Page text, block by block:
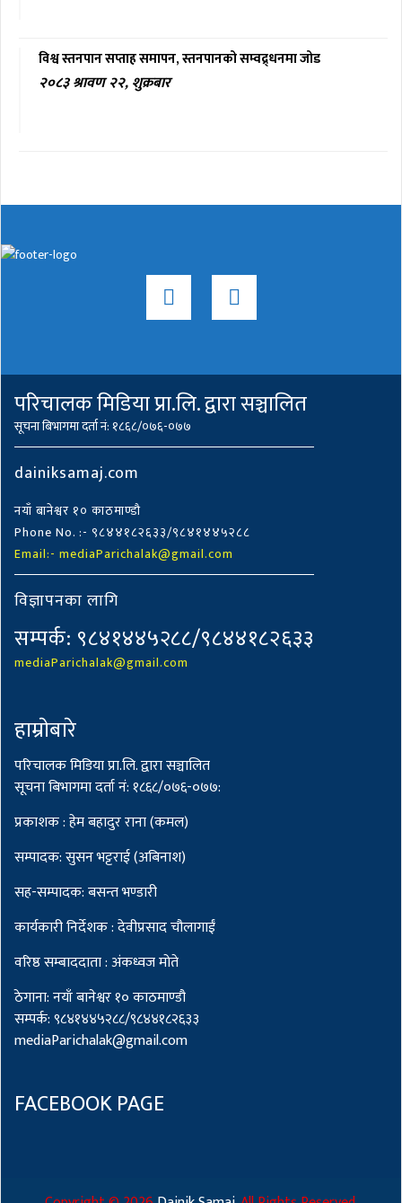
विश्व स्तनपान सप्ताह समापन, स्तनपानको सम्वद्र्धनमा जोड
२०८३ श्रावण २२, शुक्रबार
परिचालक मिडिया प्रा.लि. द्वारा सञ्चालित
सूचना बिभागमा दर्ता नं: १८६८/०७६-०७७
dainiksamaj.com
नयाँ बानेश्वर १० काठमाण्डौ
Phone No. :- ९८४४१८२६३३/९८४१४४५२८८
Email:- mediaParichalak@gmail.com
विज्ञापनका लागि
सम्पर्क: ९८४१४४५२८८/९८४४१८२६३३
mediaParichalak@gmail.com
हाम्राेबारे
परिचालक मिडिया प्रा.लि. द्वारा सञ्चालित
सूचना बिभागमा दर्ता नं: १८६८/०७६-०७७:
प्रकाशक : हेम बहादुर राना (कमल)
सम्पादक: सुसन भट्टराई (अबिनाश)
सह-सम्पादक: बसन्त भण्डारी
कार्यकारी निर्देशक : देवीप्रसाद चौलागाईं
वरिष्ठ सम्बाददाता : अंकध्वज मोते
ठेगाना: नयाँ बानेश्वर १० काठमाण्डौ
सम्पर्क: ९८४१४४५२८८/९८४४१८२६३३
mediaParichalak@gmail.com
FACEBOOK PAGE